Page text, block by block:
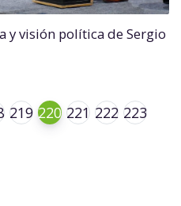
y visión política de Sergio
219 220 221 222 223